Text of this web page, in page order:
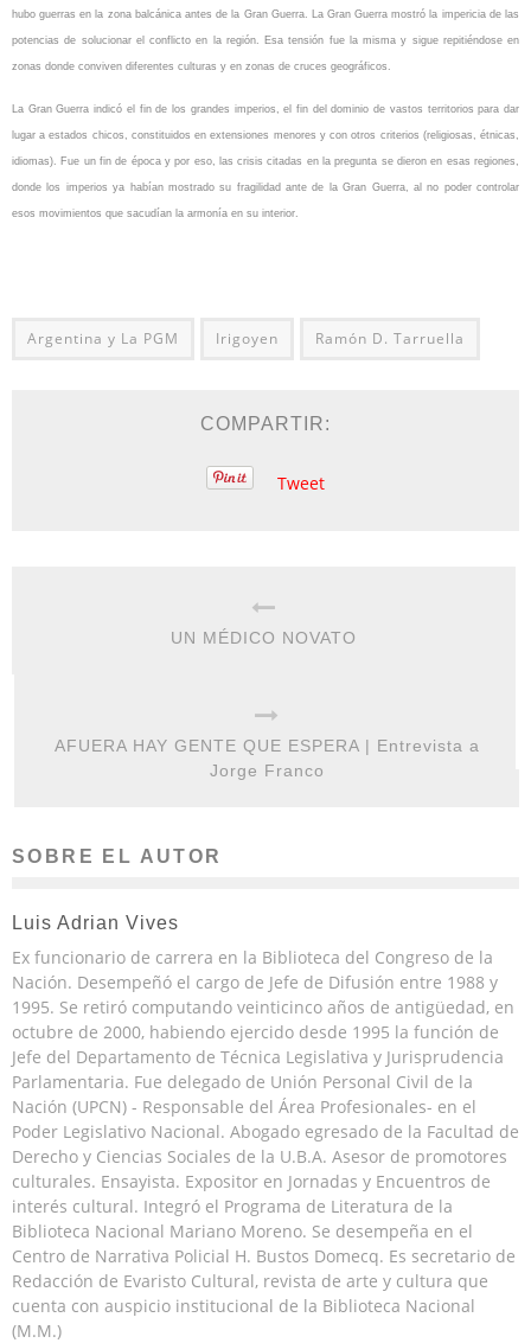
hubo guerras en la zona balcánica antes de la Gran Guerra. La Gran Guerra mostró la impericia de las
potencias de solucionar el conflicto en la región. Esa tensión fue la misma y sigue repitiéndose en
zonas donde conviven diferentes culturas y en zonas de cruces geográficos.
La Gran Guerra indicó el fin de los grandes imperios, el fin del dominio de vastos territorios para dar
lugar a estados chicos, constituidos en extensiones menores y con otros criterios (religiosas, étnicas,
idiomas). Fue un fin de época y por eso, las crisis citadas en la pregunta se dieron en esas regiones,
donde los imperios ya habían mostrado su fragilidad ante de la Gran Guerra, al no poder controlar
esos movimientos que sacudían la armonía en su interior.
Argentina y La PGM Irigoyen Ramón D. Tarruella
COMPARTIR:
Tweet
UN MÉDICO NOVATO
AFUERA HAY GENTE QUE ESPERA | Entrevista a
Jorge Franco
SOBRE EL AUTOR
Luis Adrian Vives
Ex funcionario de carrera en la Biblioteca del Congreso de la
Nación. Desempeñó el cargo de Jefe de Difusión entre 1988 y
1995. Se retiró computando veinticinco años de antigüedad, en
octubre de 2000, habiendo ejercido desde 1995 la función de
Jefe del Departamento de Técnica Legislativa y Jurisprudencia
Parlamentaria. Fue delegado de Unión Personal Civil de la
Nación (UPCN) - Responsable del Área Profesionales- en el
Poder Legislativo Nacional. Abogado egresado de la Facultad de
Derecho y Ciencias Sociales de la U.B.A. Asesor de promotores
culturales. Ensayista. Expositor en Jornadas y Encuentros de
interés cultural. Integró el Programa de Literatura de la
Biblioteca Nacional Mariano Moreno. Se desempeña en el
Centro de Narrativa Policial H. Bustos Domecq. Es secretario de
Redacción de Evaristo Cultural, revista de arte y cultura que
cuenta con auspicio institucional de la Biblioteca Nacional
(M.M.)